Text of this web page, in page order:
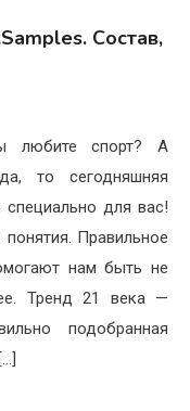
Состав,
любите спорт? А
то сегодняшняя
специально для вас!
Правильное
нам быть не
Тренд 21 века —
подобранная